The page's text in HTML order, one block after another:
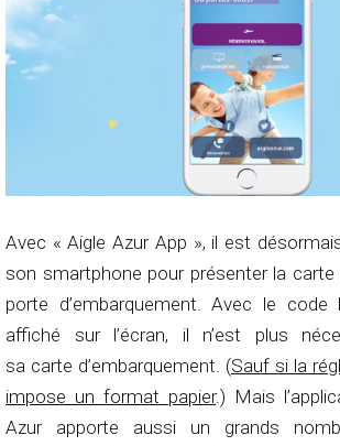
Avec « Aigle Azur App », il est
son smartphone pour présenter la carte
porte d’embarquement. Avec le code
affiché sur l’écran, il n’est plus
sa carte d’embarquement. (Sauf si la
impose un format papier.) Mais
Azur apporte aussi un grands